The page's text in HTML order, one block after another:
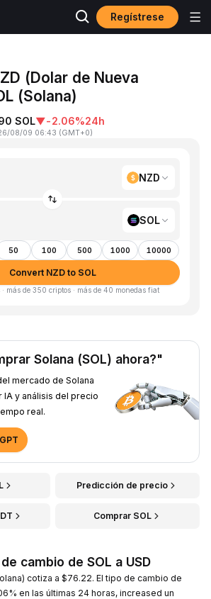
Regístrese
(Dolar de Nueva
(Solana)
SOL▼-2.06%24h
08/09 06:43 (GMT+0)
NZD
SOL
50 100 500 1000 10000
Convert NZD to SOL
· más de 350 criptos · más de 40 monedas fiat
Solana (SOL) ahora?"
mercado de Solana
IA y análisis del precio
real.
Predicción de precio
Comprar SOL
cambio de SOL a USD
cotiza a $76.22. El tipo de cambio de
en las últimas 24 horas, increased un